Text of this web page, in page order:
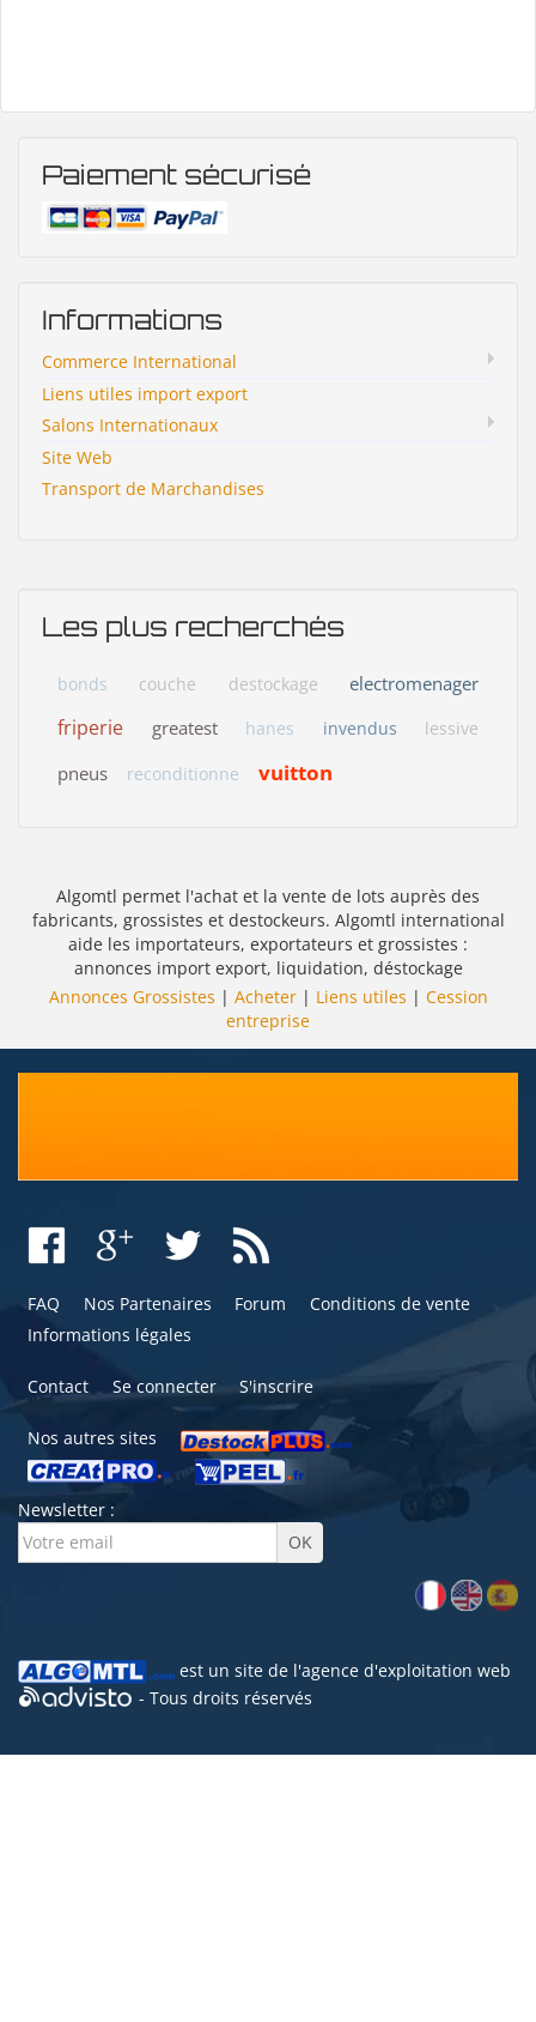
Paiement sécurisé
Informations
Commerce International
Liens utiles import export
Salons Internationaux
Site Web
Transport de Marchandises
Les plus recherchés
bonds couche destockage electromenager
friperie greatest hanes invendus lessive
pneus reconditionne vuitton
Algomtl permet l'achat et la vente de lots auprès des
fabricants, grossistes et destockeurs. Algomtl international
aide les importateurs, exportateurs et grossistes :
annonces import export, liquidation, déstockage
Annonces Grossistes | Acheter| Liens utiles | Cession
entreprise
FAQ Nos Partenaires Forum
Conditions de vente
Informations légales
Contact Se connecter S'inscrire
Nos autres sites
Newsletter :
est un site de l'agence d'exploitation web
- Tous droits réservés